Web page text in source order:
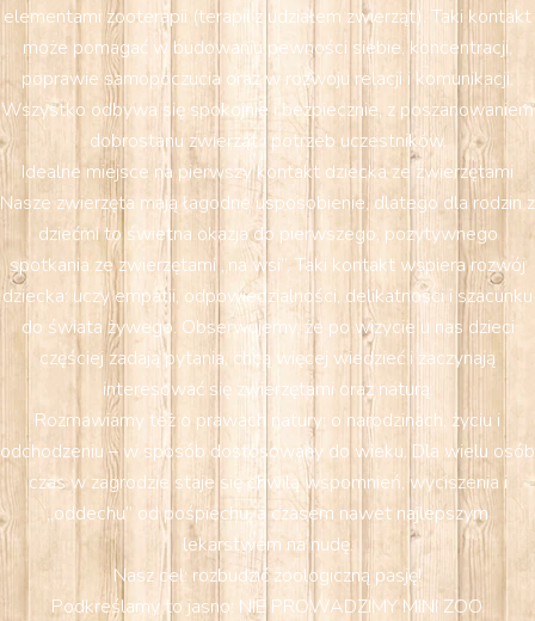
elementami zooterapii (terapii z udziałem zwierząt). Taki kontakt
może pomagać w budowaniu pewności siebie, koncentracji,
poprawie samopoczucia oraz w rozwoju relacji i komunikacji.
Wszystko odbywa się spokojnie i bezpiecznie, z poszanowaniem
dobrostanu zwierząt i potrzeb uczestników.
Idealne miejsce na pierwszy kontakt dziecka ze zwierzętami
Nasze zwierzęta mają łagodne usposobienie, dlatego dla rodzin z
dziećmi to świetna okazja do pierwszego, pozytywnego
spotkania ze zwierzętami „na wsi”. Taki kontakt wspiera rozwój
dziecka: uczy empatii, odpowiedzialności, delikatności i szacunku
do świata żywego. Obserwujemy, że po wizycie u nas dzieci
częściej zadają pytania, chcą więcej wiedzieć i zaczynają
interesować się zwierzętami oraz naturą.
Rozmawiamy też o prawach natury: o narodzinach, życiu i
odchodzeniu – w sposób dostosowany do wieku. Dla wielu osób
czas w zagrodzie staje się chwilą wspomnień, wyciszenia i
„oddechu” od pośpiechu, a czasem nawet najlepszym
lekarstwem na nudę.
Nasz cel: rozbudzić zoologiczną pasję!
Podkreślamy to jasno: NIE PROWADZIMY MINI ZOO.